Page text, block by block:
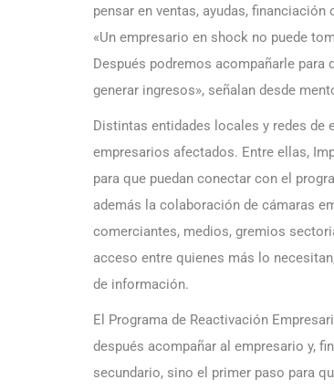
pensar en ventas, ayudas,
«Un empresario en shock no puede
Después podremos acompañarle para
generar ingresos», señalan desde
Distintas entidades locales y redes de
empresarios afectados. Entre ellas,
para que puedan conectar con el
además la colaboración de cámaras
comerciantes, medios, gremios
acceso entre quienes más lo
de información.
El Programa de Reactivación
después acompañar al empresario y,
secundario, sino el primer paso para